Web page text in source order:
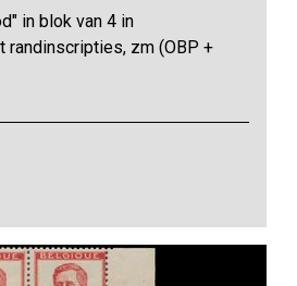
in blok van 4 in
randinscripties, zm (OBP +